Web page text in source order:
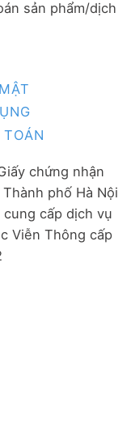
sản phẩm/dịch
chứng nhận
phố Hà Nội
cấp dịch vụ
Viễn Thông cấp